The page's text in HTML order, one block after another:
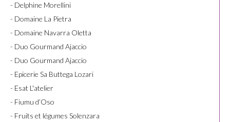
- Delphine Morellini
- Domaine La Pietra
- Domaine Navarra Oletta
- Duo Gourmand Ajaccio
- Duo Gourmand Ajaccio
- Epicerie Sa Buttega Lozari
- Esat L'atelier
- Fiumu d’Oso
- Fruits et légumes Solenzara